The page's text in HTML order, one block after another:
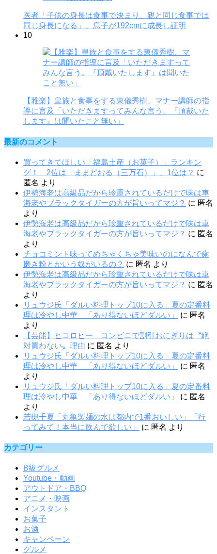
医者「子供の身長は食事で決まり、親と同じ食事では
同じ身長になる」、息子が192cmに成長し証明
10
【雅楽】皇族と食事をする東儀秀樹、マナー講師の指
導に言及「いただきますってみんな言う。『頂戴いた
します』は聞いたこと無い」
最新のコメント
買ってきてほしい「福島土産（お菓子）」ランキン
グ！ 2位は「ままどおる（三万石）」、1位は？ に
匿名 より
伊勢海老は高級品だから珍重されているだけで味は車
海老やブラックタイガーの方が旨いってマジ？ に 匿名
より
伊勢海老は高級品だから珍重されているだけで味は車
海老やブラックタイガーの方が旨いってマジ？ に 匿名
より
チョコミント味ってめちゃくちゃ美味いのになんで歯
磨き粉とかいう奴がいるの？ に 匿名 より
伊勢海老は高級品だから珍重されているだけで味は車
海老やブラックタイガーの方が旨いってマジ？ に 匿名
より
リュウジ氏「ダルい料理トップ10に入る」夏の定番料
理は冷やし中華 「あり得ないほどダルい」
に 匿名
より
【芸能】ヒコロヒー コンビニで割引おにぎりは〝絶
対買わない〟理由 に 匿名 より
リュウジ氏「ダルい料理トップ10に入る」夏の定番料
理は冷やし中華 「あり得ないほどダルい」
に 匿名
より
リュウジ氏「ダルい料理トップ10に入る」夏の定番料
理は冷やし中華 「あり得ないほどダルい」
に 匿名
より
若槻千夏「丸亀製麺の水は都内で1番おいしい」「行
ってみて！本当に飲んで欲しい」
に 匿名 より
カテゴリー
B級グルメ
Youtube・動画
アウトドア・BBQ
アニメ・映画
インスタント
お菓子
お酒
キャンペーン
グルメ